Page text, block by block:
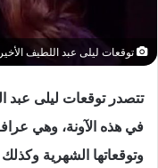
توقعات ليلى عبد اللطيف
تتصدر توقعات ليلى
في هذه الآونة، وهي عرافة
وتوقعاتها الشهرية